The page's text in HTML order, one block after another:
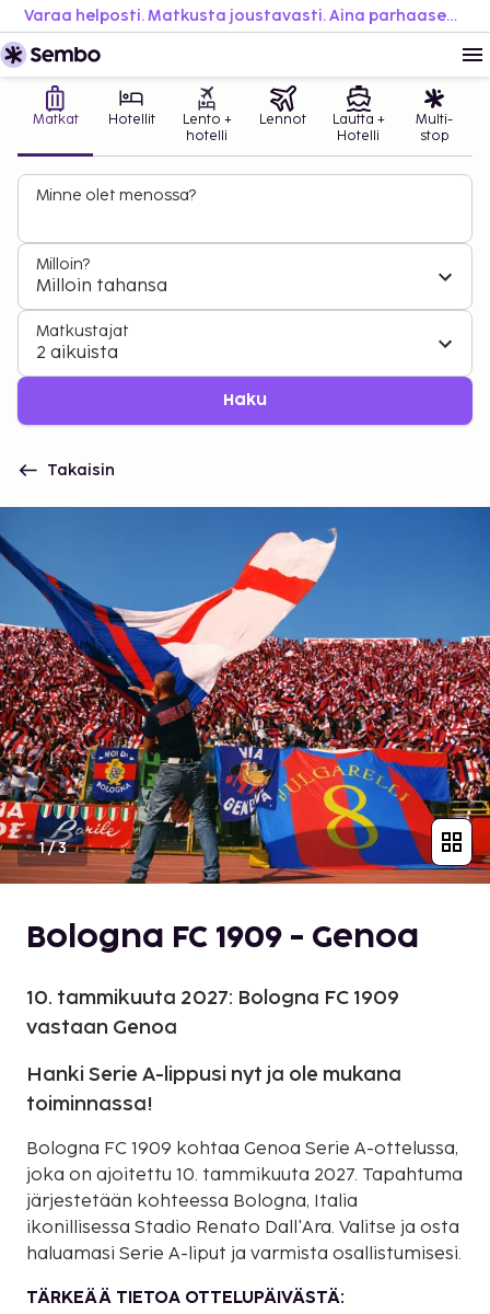
Varaa helposti. Matkusta joustavasti. Aina parhaaseen hintaan.
Matkat Hotellit
Lento +
hotelli
Lennot
Lautta +
Hotelli
Multi-
stop
Minne olet menossa?
Milloin?
Milloin tahansa
Matkustajat
2 aikuista
Haku
Takaisin
1/3
Bologna FC 1909 - Genoa
10. tammikuuta 2027: Bologna FC 1909
vastaan Genoa
Hanki Serie A-lippusi nyt ja ole mukana
toiminnassa!
Bologna FC 1909 kohtaa Genoa Serie A-ottelussa,
joka on ajoitettu 10. tammikuuta 2027. Tapahtuma
järjestetään kohteessa Bologna, Italia
ikonillisessa Stadio Renato Dall'Ara. Valitse ja osta
haluamasi Serie A-liput ja varmista osallistumisesi.
TÄRKEÄÄ TIETOA OTTELUPÄIVÄSTÄ: